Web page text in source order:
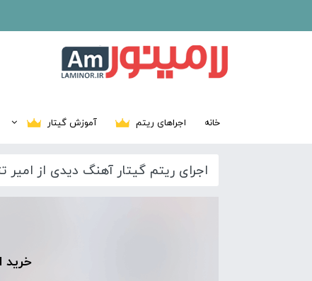
خانه اجراهای ریتم آموزش گیتار
اجرای ریتم گیتار آهنگ دیدی از امیر
خرید